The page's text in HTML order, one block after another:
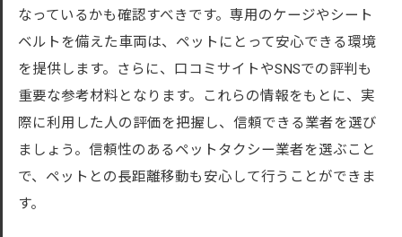
なっているかも確認すべきです。専用のケージやシート
ベルトを備えた車両は、ペットにとって安心できる環境
を提供します。さらに、口コミサイトやSNSでの評判も
重要な参考材料となります。これらの情報をもとに、実
際に利用した人の評価を把握し、信頼できる業者を選び
ましょう。信頼性のあるペットタクシー業者を選ぶこと
で、ペットとの長距離移動も安心して行うことができま
す。